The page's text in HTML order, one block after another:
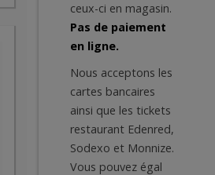
ceux-ci en magasin.
Pas de paiement
en ligne.
Nous acceptons les
cartes bancaires
ainsi que les tickets
restaurant Edenred,
Sodexo et Monnize.
Vous pouvez égal